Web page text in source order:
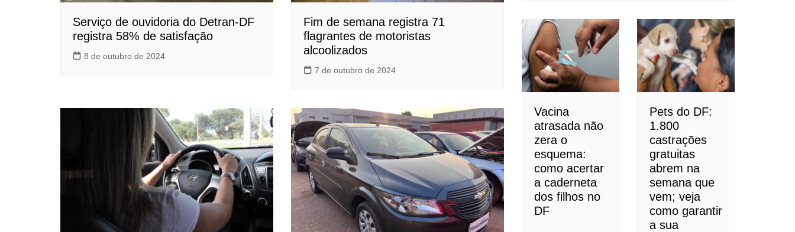
Serviço de ouvidoria do Detran-DF
registra 58% de satisfação
8 de outubro de 2024
Fim de semana registra 71
flagrantes de motoristas
alcoolizados
7 de outubro de 2024
Vacina
atrasada não
zera o
esquema:
como acertar
a caderneta
dos filhos no
DF
Pets do DF:
1.800
castrações
gratuitas
abrem na
semana que
vem; veja
como garantir
a sua